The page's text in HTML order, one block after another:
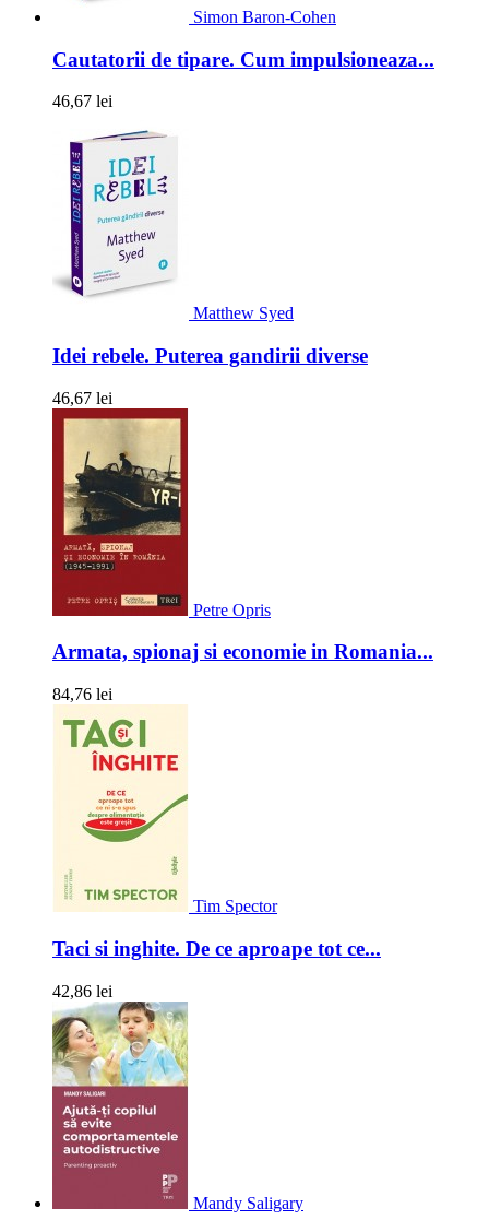
Simon Baron-Cohen
Cautatorii de tipare. Cum impulsioneaza...
46,67 lei
Matthew Syed
Idei rebele. Puterea gandirii diverse
46,67 lei
Petre Opris
Armata, spionaj si economie in Romania...
84,76 lei
Tim Spector
Taci si inghite. De ce aproape tot ce...
42,86 lei
Mandy Saligary